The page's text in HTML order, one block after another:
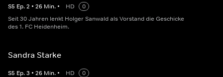
S5 Ep.2 • 26 Min. • HD
0
Seit 30 Jahren lenkt Holger Sanwald als Vorstand die Geschicke
des 1. FC Heidenheim.
Sandra Starke
S5 Ep.3 • 26 Min. • HD
0